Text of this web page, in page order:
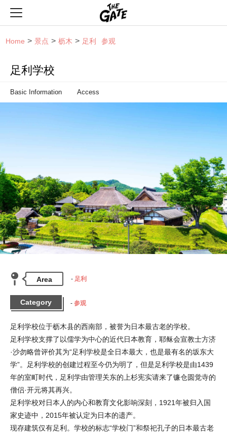
Home 景点 枥木 足利 参观
足利学校
Basic Information Access
Area 足利
Category 参观
足利学校位于枥木县的西南部，被誉为日本最古老的学校。
足利学校支撑了以儒学为中心的近代日本教育，耶稣会宣教士方济
·沙勿略曾评价其为“足利学校是全日本最大，也是最有名的坂东大
学”。足利学校的创建过程至今仍为明了，但是足利学校是由1439
年的室町时代，足利学由管理关东的上杉宪实请来了镰仓圆觉寺的
僧侣·开元将其再兴。
足利学校对日本人的内心和教育文化影响深刻，1921年被归入国
家史迹中，2015年被认定为日本的遗产。
现存建筑仅有足利。学校的标志“学校门”和祭祀孔子的日本最古老